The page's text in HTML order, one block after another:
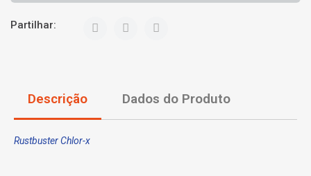
Partilhar:
Descrição Dados do Produto
Rustbuster Chlor-x